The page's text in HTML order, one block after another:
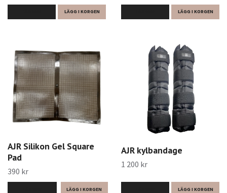
LÄGG I KORGEN LÄGG I KORGEN
AJR Silikon Gel Square
Pad
390 kr
AJR kylbandage
1 200 kr
LÄGG I KORGEN